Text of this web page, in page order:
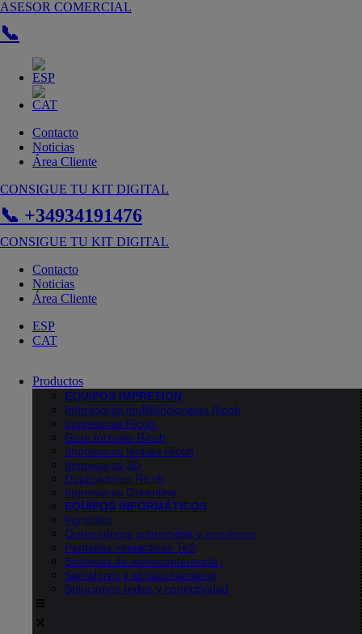
Ir
contenido
ASESOR COMERCIAL
📞
Contacto
Noticias
Área Cliente
CONSIGUE TU KIT DIGITAL
📞 +34934191476
CONSIGUE TU KIT DIGITAL
Contacto
Noticias
Área Cliente
ESP
CAT
Productos
EQUIPOS IMPRESION
Impresoras multifuncionales Ricoh
Impresoras Ricoh
Gran formato Ricoh
Impresoras textiles Ricoh
Impresoras 3D
Duplicadoras Ricoh
Impresoras Greenline
EQUIPOS INFORMÁTICOS
Portátiles
Ordenadores sobremesa y monitores
Pantallas interactivas TeS
Sistemas de videoconferencia
Servidores y almacenamiento
Soluciones redes y conectividad